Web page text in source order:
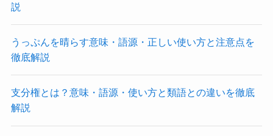
説
うっぷんを晴らす意味・語源・正しい使い方と注意点を
徹底解説
支分権とは？意味・語源・使い方と類語との違いを徹底
解説